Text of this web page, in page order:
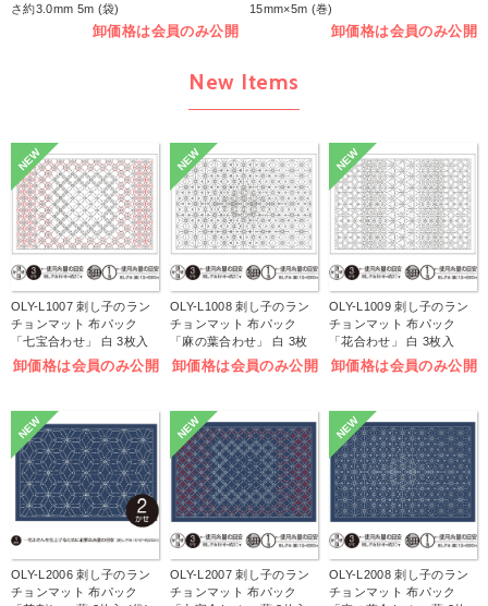
さ約3.0mm 5m (袋)
卸価格は会員のみ公開
15mm×5m (巻)
卸価格は会員のみ公開
New Items
NEW
OLY-L1007 刺し子のラン
チョンマット 布パック
「七宝合わせ」 白 3枚入
(袋)
卸価格は会員のみ公開
NEW
OLY-L1008 刺し子のラン
チョンマット 布パック
「麻の葉合わせ」 白 3枚
入 (袋)
卸価格は会員のみ公開
NEW
OLY-L1009 刺し子のラン
チョンマット 布パック
「花合わせ」 白 3枚入
(袋)
卸価格は会員のみ公開
NEW
OLY-L2006 刺し子のラン
チョンマット 布パック
NEW
OLY-L2007 刺し子のラン
チョンマット 布パック
NEW
OLY-L2008 刺し子のラン
チョンマット 布パック